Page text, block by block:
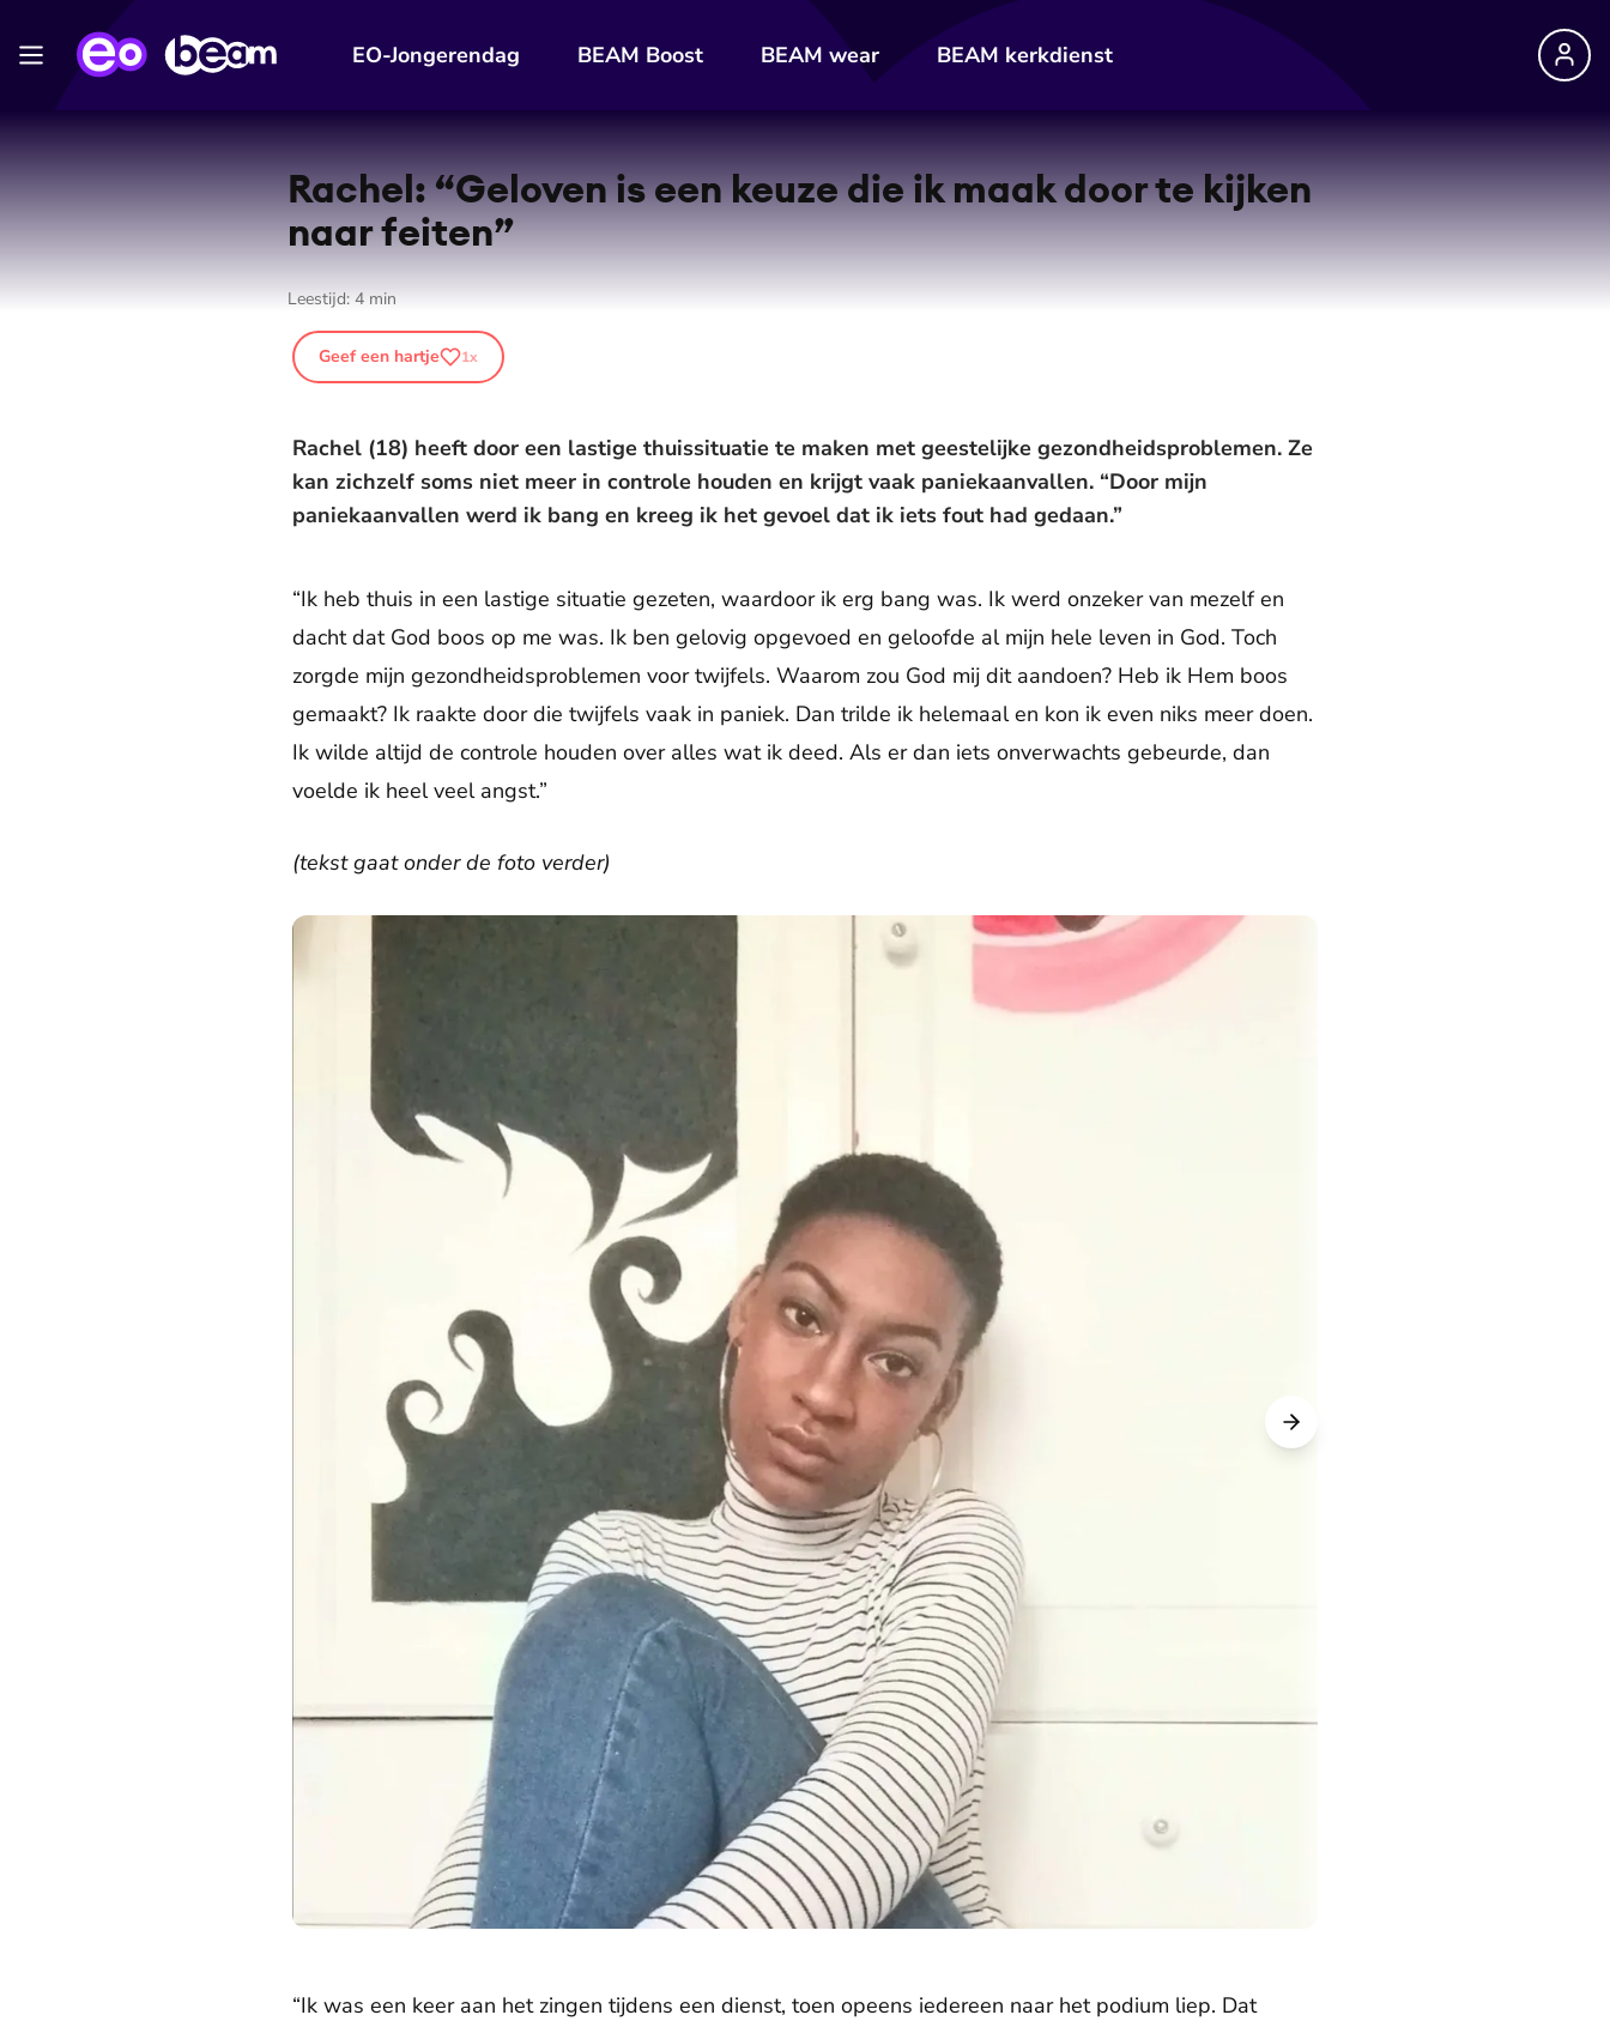
EO-Jongerendag BEAM Boost BEAM wear BEAM kerkdienst
Rachel: “Geloven is een keuze die ik maak door te kijken
naar feiten”
Leestijd: 4 min
Geef een hartje 1x
Rachel (18) heeft door een lastige thuissituatie te maken met geestelijke gezondheidsproblemen. Ze
kan zichzelf soms niet meer in controle houden en krijgt vaak paniekaanvallen. “Door mijn
paniekaanvallen werd ik bang en kreeg ik het gevoel dat ik iets fout had gedaan.”
“Ik heb thuis in een lastige situatie gezeten, waardoor ik erg bang was. Ik werd onzeker van mezelf en
dacht dat God boos op me was. Ik ben gelovig opgevoed en geloofde al mijn hele leven in God. Toch
zorgde mijn gezondheidsproblemen voor twijfels. Waarom zou God mij dit aandoen? Heb ik Hem boos
gemaakt? Ik raakte door die twijfels vaak in paniek. Dan trilde ik helemaal en kon ik even niks meer doen.
Ik wilde altijd de controle houden over alles wat ik deed. Als er dan iets onverwachts gebeurde, dan
voelde ik heel veel angst.”
(tekst gaat onder de foto verder)
“Ik was een keer aan het zingen tijdens een dienst, toen opeens iedereen naar het podium liep. Dat